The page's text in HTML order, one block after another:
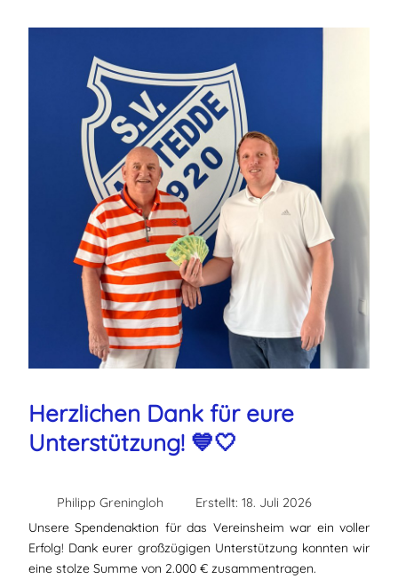
Herzlichen Dank für eure
Unterstützung! 💙🤍
Philipp Greningloh
Erstellt: 18. Juli 2026
Unsere Spendenaktion für das Vereinsheim war ein voller
Erfolg! Dank eurer großzügigen Unterstützung konnten wir
eine stolze Summe von 2.000 € zusammentragen.